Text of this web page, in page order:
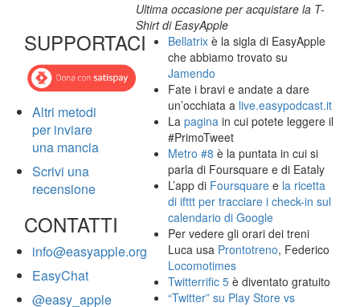
SUPPORTACI
Altri metodi
per inviare
una mancia
Scrivi una
recensione
CONTATTI
info@easyapple.org
EasyChat
@easy_apple
Ultima occasione per acquistare la T-
Shirt di EasyApple
Bellatrix è la sigla di EasyApple
che abbiamo trovato su
Jamendo
Fate i bravi e andate a dare
un’occhiata a live.easypodcast.it
Lapagina in cui potete leggere il
#PrimoTweet
Metro #8 è la puntata in cui si
parla di Foursquare e di Eataly
L’app di Foursquare e la ricetta
di ifttt per tracciare i check-in sul
calendario di Google
Per vedere gli orari dei treni
Luca usa Prontotreno, Federico
Locomotimes
Twitterrific 5 è diventato gratuito
“Twitter” su Play Store vs